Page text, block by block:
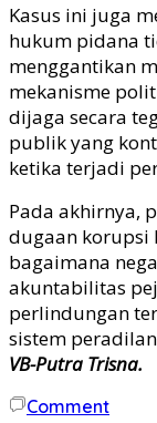
Kasus ini juga
hukum pidana
menggantikan
mekanisme
dijaga secara
publik yang
ketika terjadi
Pada akhirnya,
dugaan korupsi
bagaimana
akuntabilitas
perlindungan
sistem
VB-Putra Trisna.
Comment